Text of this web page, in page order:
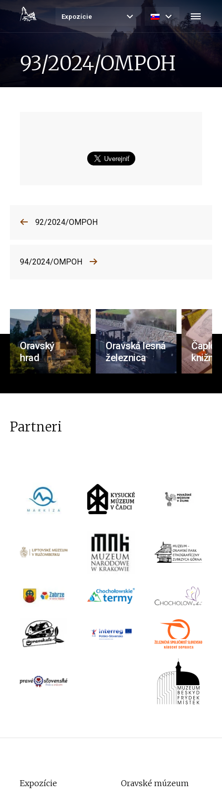
Expozície
93/2024/OMPOH
92/2024/OMPOH
94/2024/OMPOH
Oravský
hrad
Oravská lesná
železnica
Partneri
Expozície Oravské múzeum